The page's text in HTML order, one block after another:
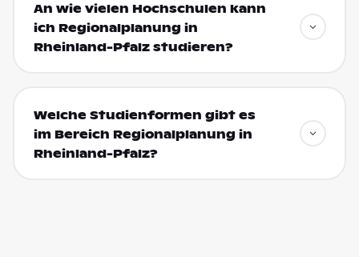
An wie vielen Hochschulen kann
ich Regionalplanung in
Rheinland-Pfalz studieren?
Welche Studienformen gibt es
im Bereich Regionalplanung in
Rheinland-Pfalz?